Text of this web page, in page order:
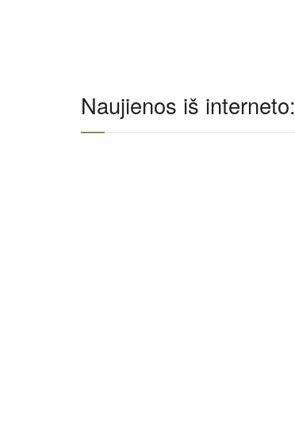
Naujienos iš interneto: